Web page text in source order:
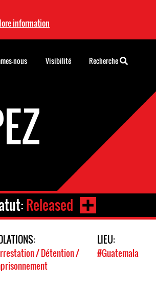
information
Released
/ Détention /
LIEU:
#Guatemala
nous Visibilité Recherche